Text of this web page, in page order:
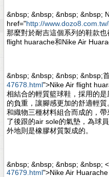
&nbsp; &nbsp; &nbsp; &nbsp;
href="http://
那麼對於耐吉這個系列的鞋款
flight huarache和Nike Air
&nbsp; &nbsp; &nbsp; &nbsp;
47678.html">Nike Air flight
相結合的輕質籃球鞋，採用的
的負重，讓腳感更加的舒適輕
和織物三種材料組合而成的，
了後跟的air sole的氣墊，為球
外地則是橡膠材質製成的。
&nbsp; &nbsp; &nbsp; &nbsp;
47679.html">Nike Air